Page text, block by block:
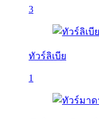
3
ทัวร์ลิเบีย
1